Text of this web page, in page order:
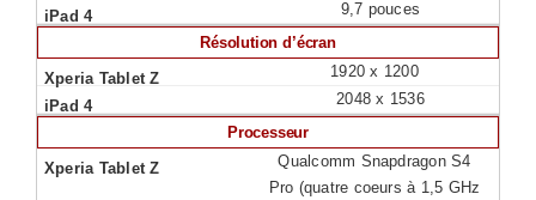
9,7 pouces
Résolution d’écran
1920 x 1200
2048 x 1536
Processeur
Qualcomm Snapdragon S4
Pro (quatre coeurs à 1,5 GHz